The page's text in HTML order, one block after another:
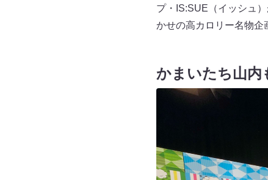
プ・IS:SUE（イッシュ
かせの高カロリー名物企
かまいたち山内